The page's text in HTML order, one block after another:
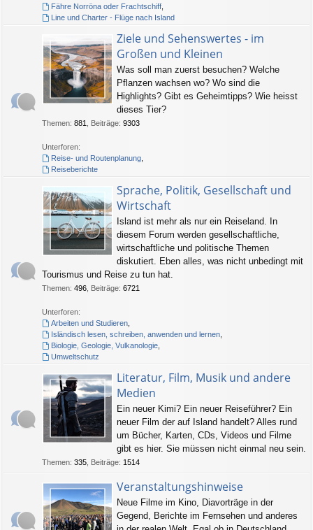
Fähre Norröna oder Frachtschiff,
Line und Charter - Flüge nach Island
Ziele und Sehenswertes - im
Großen und Kleinen
Was soll man zuerst besuchen? Welche
Pflanzen wachsen wo? Wo sind die
Highlights? Gibt es Geheimtipps? Wie heisst
dieses Tier?
Themen: 881 Beiträge: 9303
Unterforen:
Reise- und Routenplanung,
Reiseberichte
Sprache, Politik, Gesellschaft und
Wirtschaft
Island ist mehr als nur ein Reiseland. In
diesem Forum werden gesellschaftliche,
wirtschaftliche und politische Themen
diskutiert. Eben alles, was nicht unbedingt mit
Tourismus und Reise zu tun hat.
Themen: 496 Beiträge: 6721
Unterforen:
Arbeiten und Studieren,
Isländisch lesen, schreiben, anwenden und lernen,
Biologie, Geologie, Vulkanologie,
Umweltschutz
Literatur, Film, Musik und andere
Medien
Ein neuer Kimi? Ein neuer Reiseführer? Ein
neuer Film der auf Island handelt? Alles rund
um Bücher, Karten, CDs, Videos und Filme
gibt es hier. Sie müssen nicht einmal neu sein.
Themen: 335 Beiträge: 1514
Veranstaltungshinweise
Neue Filme im Kino, Diavorträge in der
Gegend, Berichte im Fernsehen und anderes